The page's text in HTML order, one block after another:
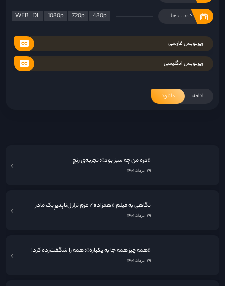
کیفیت ها WEB-DL 1080p 720p 480p
زیرنویس فارسی
زیرنویس انگلیسی
ادامه دانلود
«دره من چه سبز بود»؛ تجربه‌ی رنج
۲۹ خرداد ۱۴۰۱
نگاهی به فيلم «همزاد» / عزمِ تزلزل‌ناپذیرِ یک مادر
۲۹ خرداد ۱۴۰۱
«همه چیز همه جا به یکباره»؛ همه را شگفت‌زده کرد!
۲۹ خرداد ۱۴۰۱